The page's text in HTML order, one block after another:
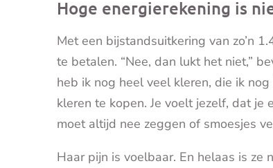
Hoge energierekening is
Met een bijstandsuitkering van zo’n
te betalen. “Nee, dan lukt het niet,”
heb ik nog heel veel kleren, die ik
kleren te kopen. Je voelt jezelf, dat je
moet altijd nee zeggen of smoesjes
Haar pijn is voelbaar. En helaas is ze